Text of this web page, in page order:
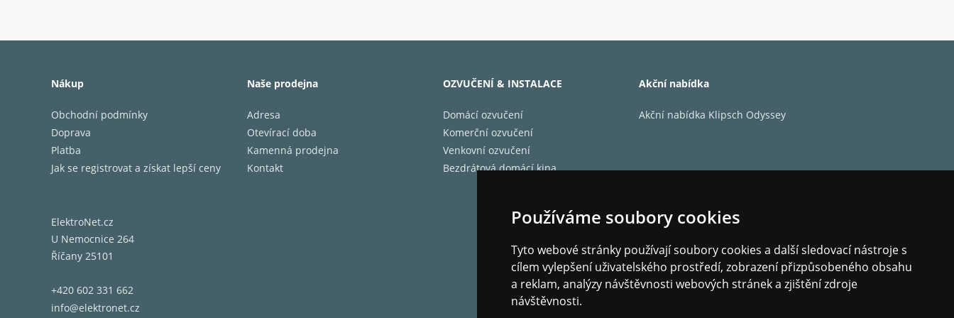
Používáme soubory cookies
Tyto webové stránky používají soubory cookies a další sledovací nástroje s
cílem vylepšení uživatelského prostředí, zobrazení přizpůsobeného obsahu
a reklam, analýzy návštěvnosti webových stránek a zjištění zdroje
návštěvnosti.
Nákup
Obchodní podmínky
Doprava
Platba
Jak se registrovat a získat lepší ceny
Naše prodejna
Adresa
Otevírací doba
Kamenná prodejna
Kontakt
OZVUČENÍ & INSTALACE
Domácí ozvučení
Komerční ozvučení
Venkovní ozvučení
Bezdrátová domácí kina
Akční nabídka
Akční nabídka Klipsch Odyssey
ElektroNet.cz
U Nemocnice 264
Říčany 25101
+420 602 331 662
info@elektronet.cz